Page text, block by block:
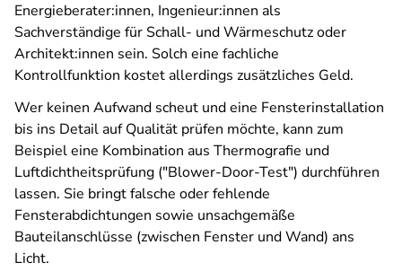
Energieberater:innen, Ingenieur:innen als
Sachverständige für Schall- und Wärmeschutz oder
Architekt:innen sein. Solch eine fachliche
Kontrollfunktion kostet allerdings zusätzliches Geld.
Wer keinen Aufwand scheut und eine Fensterinstallation
bis ins Detail auf Qualität prüfen möchte, kann zum
Beispiel eine Kombination aus Thermografie und
Luftdichtheitsprüfung ("Blower-Door-Test") durchführen
lassen. Sie bringt falsche oder fehlende
Fensterabdichtungen sowie unsachgemäße
Bauteilanschlüsse (zwischen Fenster und Wand) ans
Licht.